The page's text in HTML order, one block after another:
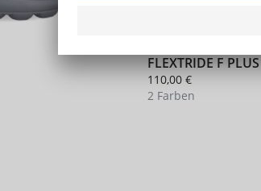
FLEXTRIDE F PLUS
110,00 €
2 Farben